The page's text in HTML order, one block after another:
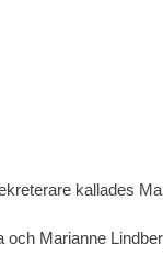
kallades
och Marianne